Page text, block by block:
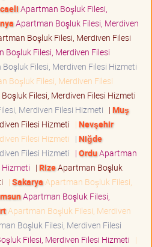
Apartman Boşluk Filesi,
Apartman Boşluk Filesi, Merdiven
Boşluk Filesi, Merdiven Filesi
Boşluk Filesi, Merdiven Filesi
Filesi, Merdiven Filesi Hizmeti
Boşluk Filesi, Merdiven Filesi
Filesi, Merdiven Filesi Hizmeti
Merdiven Filesi Hizmeti | Muş
Filesi Hizmeti | Nevşehir
Filesi Hizmeti | Niğde
Filesi Hizmeti | OrduApartman
Hizmeti | RizeApartman Boşluk
| Sakarya Apartman Boşluk Filesi,
Apartman Boşluk Filesi,
Apartman Boşluk Filesi, Merdiven
Boşluk Filesi, Merdiven Filesi
Filesi, Merdiven Filesi Hizmeti |